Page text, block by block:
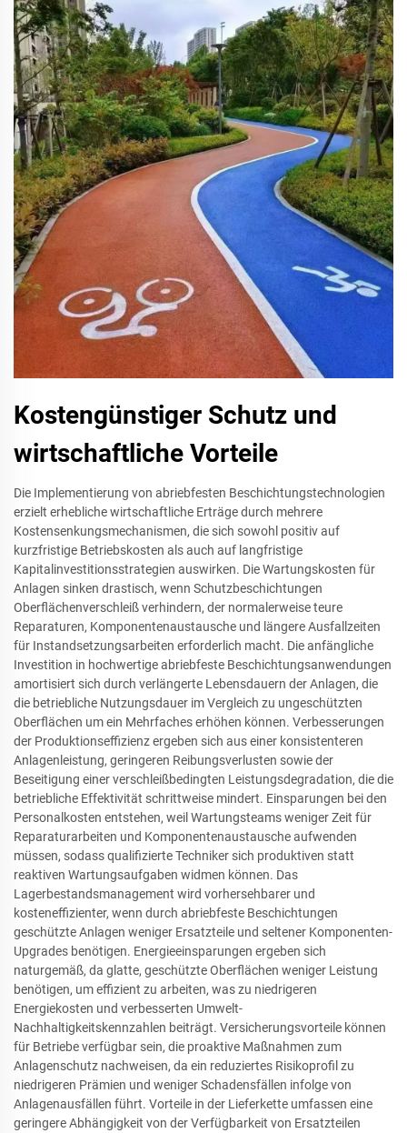
Kostengünstiger Schutz und
wirtschaftliche Vorteile
Die Implementierung von abriebfesten Beschichtungstechnologien
erzielt erhebliche wirtschaftliche Erträge durch mehrere
Kostensenkungsmechanismen, die sich sowohl positiv auf
kurzfristige Betriebskosten als auch auf langfristige
Kapitalinvestitionsstrategien auswirken. Die Wartungskosten für
Anlagen sinken drastisch, wenn Schutzbeschichtungen
Oberflächenverschleiß verhindern, der normalerweise teure
Reparaturen, Komponentenaustausche und längere Ausfallzeiten
für Instandsetzungsarbeiten erforderlich macht. Die anfängliche
Investition in hochwertige abriebfeste Beschichtungsanwendungen
amortisiert sich durch verlängerte Lebensdauern der Anlagen, die
die betriebliche Nutzungsdauer im Vergleich zu ungeschützten
Oberflächen um ein Mehrfaches erhöhen können. Verbesserungen
der Produktionseffizienz ergeben sich aus einer konsistenteren
Anlagenleistung, geringeren Reibungsverlusten sowie der
Beseitigung einer verschleißbedingten Leistungsdegradation, die die
betriebliche Effektivität schrittweise mindert. Einsparungen bei den
Personalkosten entstehen, weil Wartungsteams weniger Zeit für
Reparaturarbeiten und Komponentenaustausche aufwenden
müssen, sodass qualifizierte Techniker sich produktiven statt
reaktiven Wartungsaufgaben widmen können. Das
Lagerbestandsmanagement wird vorhersehbarer und
kosteneffizienter, wenn durch abriebfeste Beschichtungen
geschützte Anlagen weniger Ersatzteile und seltener Komponenten-
Upgrades benötigen. Energieeinsparungen ergeben sich
naturgemäß, da glatte, geschützte Oberflächen weniger Leistung
benötigen, um effizient zu arbeiten, was zu niedrigeren
Energiekosten und verbesserten Umwelt-
Nachhaltigkeitskennzahlen beiträgt. Versicherungsvorteile können
für Betriebe verfügbar sein, die proaktive Maßnahmen zum
Anlagenschutz nachweisen, da ein reduziertes Risikoprofil zu
niedrigeren Prämien und weniger Schadensfällen infolge von
Anlagenausfällen führt. Vorteile in der Lieferkette umfassen eine
geringere Abhängigkeit von der Verfügbarkeit von Ersatzteilen